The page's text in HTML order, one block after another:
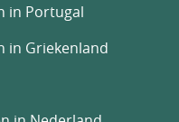
in Portugal
in Griekenland